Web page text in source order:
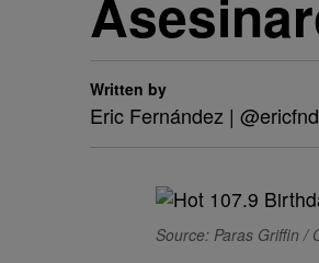
Written by
Eric Fernández |
Source: Paras Griffin /